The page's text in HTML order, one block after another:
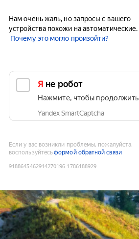
Нам очень жаль, но запросы с вашего
устройства похожи на автоматические.
Почему это могло произойти?
Я не робот
Нажмите, чтобы продолжить
Yandex SmartCaptcha
Если у вас возникли проблемы, пожалуйста,
воспользуйтесьформой обратной связи
9188645462914270196:1786188929